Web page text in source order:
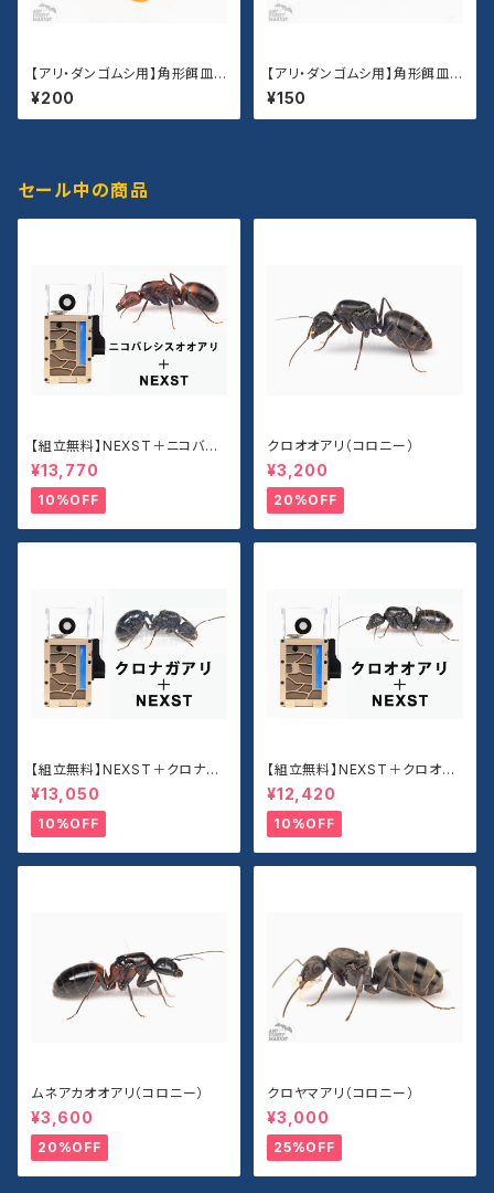
【アリ・ダンゴムシ用】角形餌皿
（Lサイズ）
¥200
【アリ・ダンゴムシ用】角形餌皿
（Sサイズ）
¥150
セール中の商品
【組立無料】NEXST＋ニコバレ
シスオオアリセット
¥13,770
10%OFF
クロオオアリ（コロニー）
¥3,200
20%OFF
【組立無料】NEXST＋クロナガ
アリセット
¥13,050
10%OFF
【組立無料】NEXST＋クロオオ
アリセット
¥12,420
10%OFF
ムネアカオオアリ（コロニー）
¥3,600
20%OFF
クロヤマアリ（コロニー）
¥3,000
25%OFF